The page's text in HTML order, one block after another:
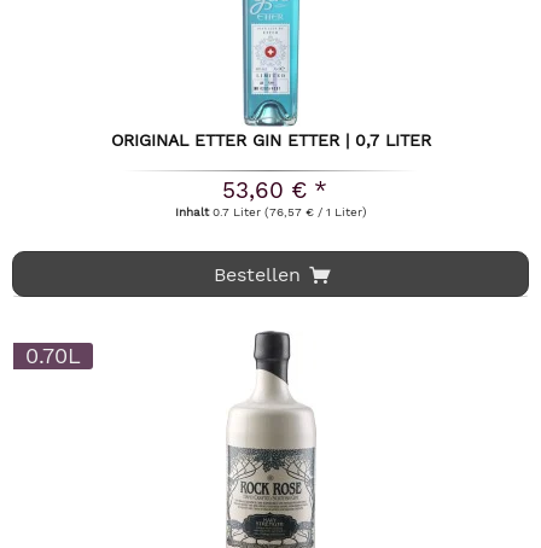
ORIGINAL ETTER GIN ETTER | 0,7 LITER
53,60 € *
Inhalt0.7 Liter (76,57 € / 1 Liter)
Bestellen
0.70L